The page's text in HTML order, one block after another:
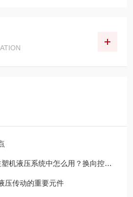
统中怎么用？换向控制与稳定运行方案梳理
压传动的重要元件